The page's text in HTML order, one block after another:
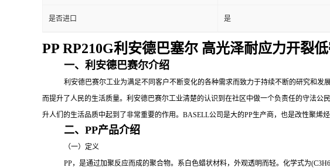
是否进口 是
PP RP210G利安德巴塞尔 高光泽耐应力开裂
一、利安德巴赛尔介绍
利安德巴赛尔工业为满足不同客户不断变化的各种需求而致力于持续不断的研究和
而提升了人民的生活质量。利安德巴赛尔工业清楚的认识到在社区中做一个负责任的守法公民
升人们的生活品质中起到了非常重要的作用。 BASELL公司是大的PP生产商，也是改性聚烯
二、PP产品介绍
（一）定义
PP，是通过加聚反应而成的聚合物。系白色蜡状材料，外观透明而轻。化学式为